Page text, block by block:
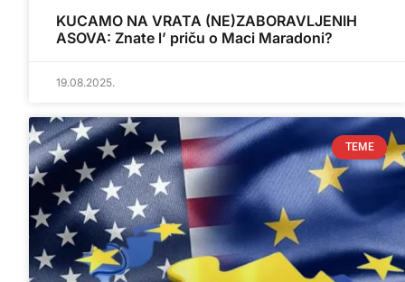
KUCAMO NA VRATA (NE)ZABORAVLJENIH
ASOVA: Znate l’ priču o Maci Maradoni?
19.08.2025.
TEME